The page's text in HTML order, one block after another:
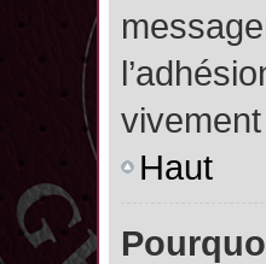
Haut